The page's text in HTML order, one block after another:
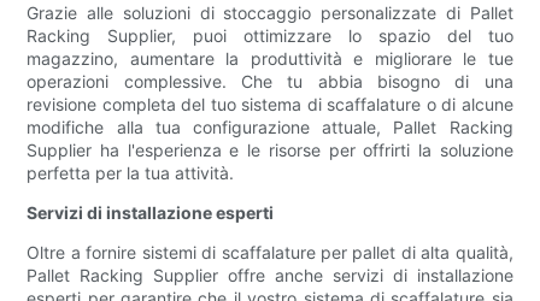
Grazie alle soluzioni di stoccaggio personalizzate di Pallet
Racking Supplier, puoi ottimizzare lo spazio del tuo
magazzino, aumentare la produttività e migliorare le tue
operazioni complessive. Che tu abbia bisogno di una
revisione completa del tuo sistema di scaffalature o di alcune
modifiche alla tua configurazione attuale, Pallet Racking
Supplier ha l'esperienza e le risorse per offrirti la soluzione
perfetta per la tua attività.
Servizi di installazione esperti
Oltre a fornire sistemi di scaffalature per pallet di alta qualità,
Pallet Racking Supplier offre anche servizi di installazione